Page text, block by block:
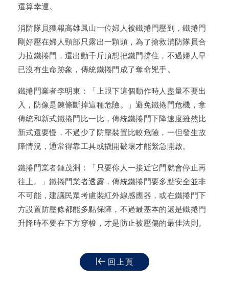
還算幸運。
消防隊員獲報高雄鳳山一位婦人被鐵捲門壓到，鐵捲門
剛好壓在婦人頸部只露出一顆頭，為了搶救消防隊員合
力拉鐵捲門，還出動千斤頂想把鐵門撐住，不過婦人早
已沒有生命跡象，傳統鐵捲門成了奪命兇手。
鐵捲門業者李明東：「上跟下這個動作時人盡量不要出
入，防像是鍊條斷掉這種危險。」避免鐵捲門危機，拿
傳統和新式鐵捲門比一比，傳統鐵捲門下降速度雖然比
新式還要慢，不過少了防壓裝置比較危險，一但發生故
障情況，通常得靠工具或撬開破壞才能緊急開啟。
鐵捲門業者鍾茂淵：「只要你人一接近它門就會停止再
往上。」鐵捲門業者透露，傳統鐵捲門要多點安全並非
不可能，建議民眾考慮裝紅外線感應器，或在鐵捲門下
方設置防壓條都能多點保障，不過最基本的還是鐵捲門
升降時不要在下方穿梭，才是防止被壓傷的最佳法則。
回上頁